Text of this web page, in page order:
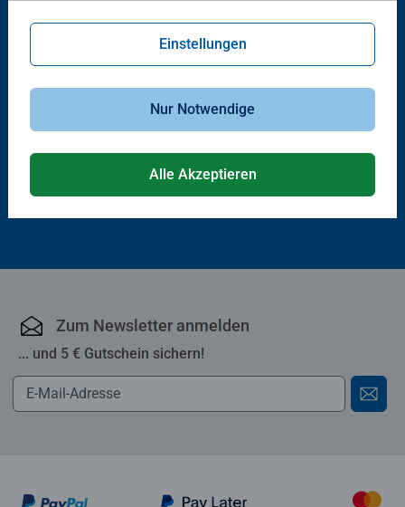
14,99 €
Zum Newsletter anmelden
... und 5 € Gutschein sichern!
Einstellungen
Nur Notwendige
Alle Akzeptieren